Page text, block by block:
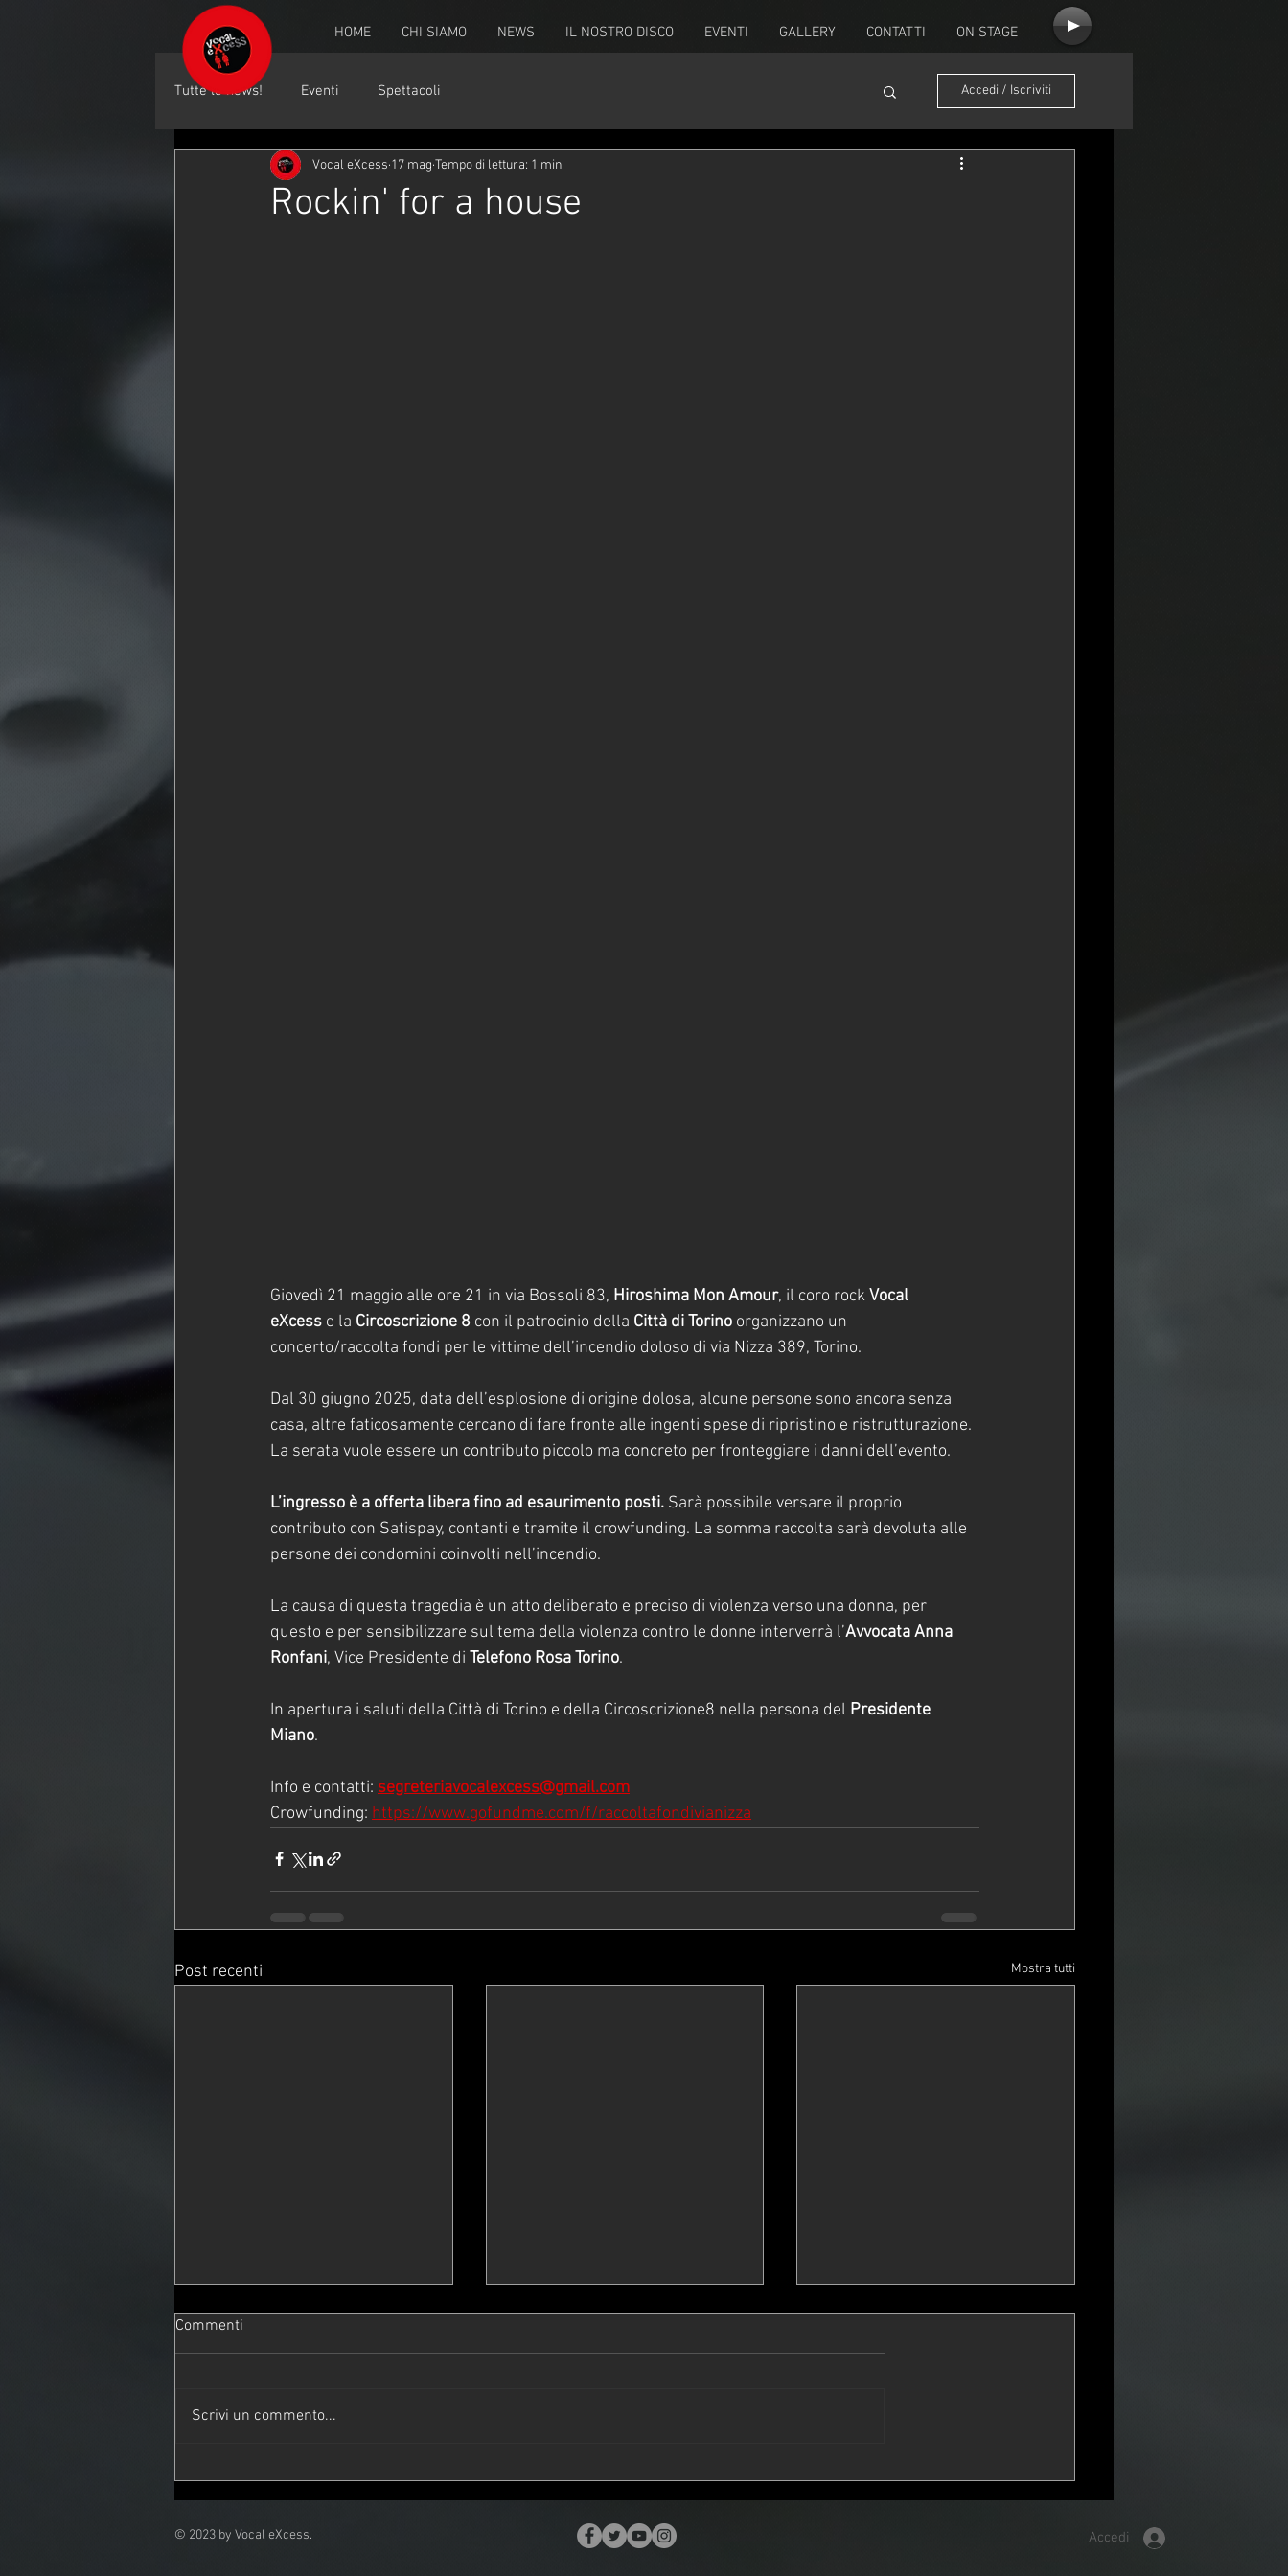
HOME CHI SIAMO NEWS IL NOSTRO DISCO EVENTI GALLERY CONTATTI ON STAGE
Tutte le news! Eventi Spettacoli Accedi / Iscriviti
Rockin' for a house
Vocal eXcess 17 mag Tempo di lettura: 1 min
Giovedì 21 maggio alle ore 21 in via Bossoli 83, Hiroshima Mon Amour, il coro rock Vocal
eXcess e la Circoscrizione 8 con il patrocinio della Città di Torino organizzano un
concerto/raccolta fondi per le vittime dell’incendio doloso di via Nizza 389, Torino.
Dal 30 giugno 2025, data dell’esplosione di origine dolosa, alcune persone sono ancora senza
casa, altre faticosamente cercano di fare fronte alle ingenti spese di ripristino e ristrutturazione.
La serata vuole essere un contributo piccolo ma concreto per fronteggiare i danni dell’evento.
L’ingresso è a offerta libera fino ad esaurimento posti. Sarà possibile versare il proprio
contributo con Satispay, contanti e tramite il crowfunding. La somma raccolta sarà devoluta alle
persone dei condomini coinvolti nell’incendio.
La causa di questa tragedia è un atto deliberato e preciso di violenza verso una donna, per
questo e per sensibilizzare sul tema della violenza contro le donne interverrà l’Avvocata Anna
Ronfani, Vice Presidente di Telefono Rosa Torino.
In apertura i saluti della Città di Torino e della Circoscrizione8 nella persona del Presidente
Miano.
Info e contatti: segreteriavocalexcess@gmail.com
Crowfunding: https://www.gofundme.com/f/raccoltafondivianizza
Post recenti Mostra tutti
Commenti
Scrivi un commento...
© 2023 by Vocal eXcess. Accedi